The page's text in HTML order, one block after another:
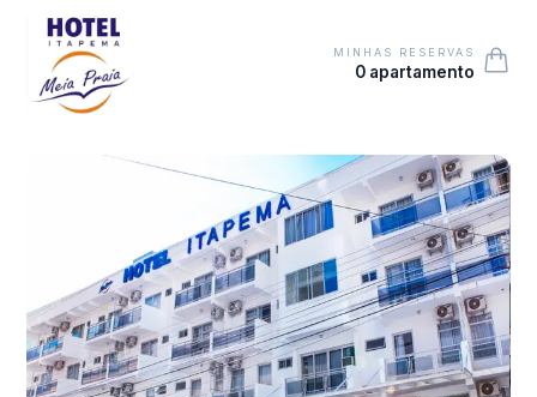
MINHAS RESERVAS
0 apartamento